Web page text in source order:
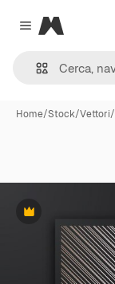
Close menu
Magnific
Home/Stock/Vettori/
Premium